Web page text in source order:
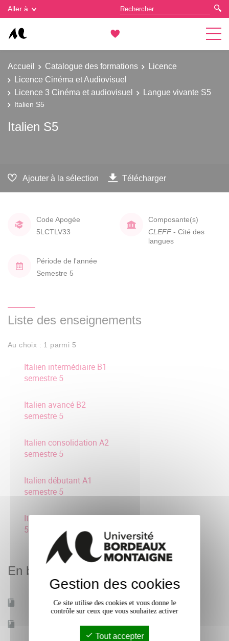
Aller à
Accueil Catalogue des formations
Licence
Licence Cinéma et Audiovisuel
Licence 3 Cinéma et audiovisuel
Langue vivante S5
Italien S5
Italien S5
Ajouter à la sélection Télécharger
Code Apogée
5LCTLV33
Composante(s)
CLEFF - Cité des
langues
Période de l'année
Semestre 5
Liste des enseignements
Au choix : 1 parmi 5
Italien intermédiaire B1
semestre 5
Italien avancé B2
semestre 5
Italien consolidation A2
semestre 5
Italien débutant A1
semestre 5
Italien expert C1 semestre
5
En bref
Mobilité d'études Oui
Accessible à distance Non
Gestion des cookies
Gestion des cookies
Ce site utilise des cookies et vous donne le
contrôle sur ceux que vous souhaitez activer
Tout accepter